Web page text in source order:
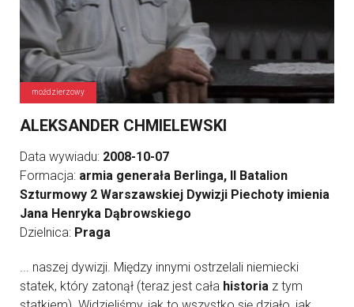
moździerzowy
ALEKSANDER CHMIELEWSKI
Data wywiadu: 2008-10-07
Formacja: armia generała Berlinga, II Batalion
Szturmowy 2 Warszawskiej Dywizji Piechoty imienia
Jana Henryka Dąbrowskiego
Dzielnica: Praga
... naszej dywizji. Między innymi ostrzelali niemiecki
statek, który zatonął (teraz jest cała historia z tym